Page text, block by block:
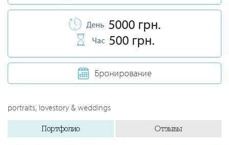
День 5000 грн.
Час 500 грн.
Бронирование
portraits, lovestory & weddings
Портфолио Отзывы